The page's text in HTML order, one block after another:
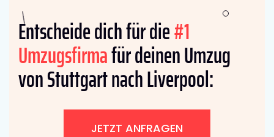
Entscheide dich für die#1
Umzugsfirmafür deinen Umzug
von Stuttgart nach Liverpool:
JETZT ANFRAGEN